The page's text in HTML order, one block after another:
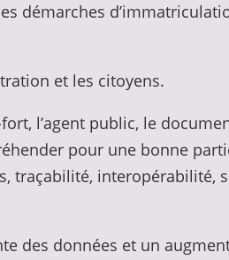
démarches
et les citoyens.
l’agent public, le
pour une bonne
traçabilité, interopérabilité,
des données et un